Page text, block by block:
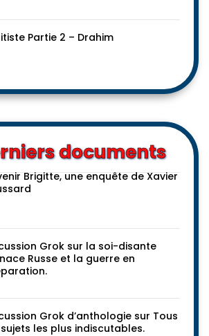
Partie 2 – Drahim
documents
Brigitte, une enquête de Xavier
Grok sur la soi-disante
Russe et la guerre en
Grok d’anthologie sur Tous
les plus indiscutables.